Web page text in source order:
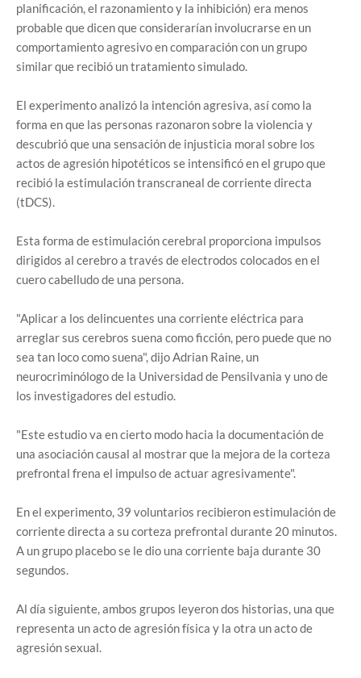
planificación, el razonamiento y la inhibición) era menos
probable que dicen que considerarían involucrarse en un
comportamiento agresivo en comparación con un grupo
similar que recibió un tratamiento simulado.
El experimento analizó la intención agresiva, así como la
forma en que las personas razonaron sobre la violencia y
descubrió que una sensación de injusticia moral sobre los
actos de agresión hipotéticos se intensificó en el grupo que
recibió la estimulación transcraneal de corriente directa
(tDCS).
Esta forma de estimulación cerebral proporciona impulsos
dirigidos al cerebro a través de electrodos colocados en el
cuero cabelludo de una persona.
"Aplicar a los delincuentes una corriente eléctrica para
arreglar sus cerebros suena como ficción, pero puede que no
sea tan loco como suena", dijo Adrian Raine, un
neurocriminólogo de la Universidad de Pensilvania y uno de
los investigadores del estudio.
"Este estudio va en cierto modo hacia la documentación de
una asociación causal al mostrar que la mejora de la corteza
prefrontal frena el impulso de actuar agresivamente".
En el experimento, 39 voluntarios recibieron estimulación de
corriente directa a su corteza prefrontal durante 20 minutos.
A un grupo placebo se le dio una corriente baja durante 30
segundos.
Al día siguiente, ambos grupos leyeron dos historias, una que
representa un acto de agresión física y la otra un acto de
agresión sexual.